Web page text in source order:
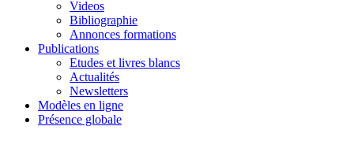
Videos
Bibliographie
Annonces formations
Publications
Etudes et livres blancs
Actualités
Newsletters
Modèles en ligne
Présence globale